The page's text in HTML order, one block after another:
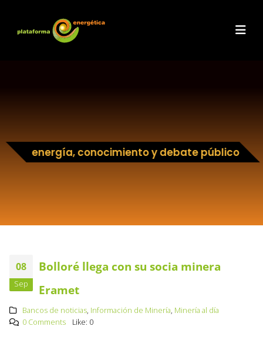
energía, conocimiento y debate público
08
Sep
Bolloré llega con su socia minera
Eramet
Bancos de noticias, Información de Minería, Minería al día
0 Comments
Like: 0